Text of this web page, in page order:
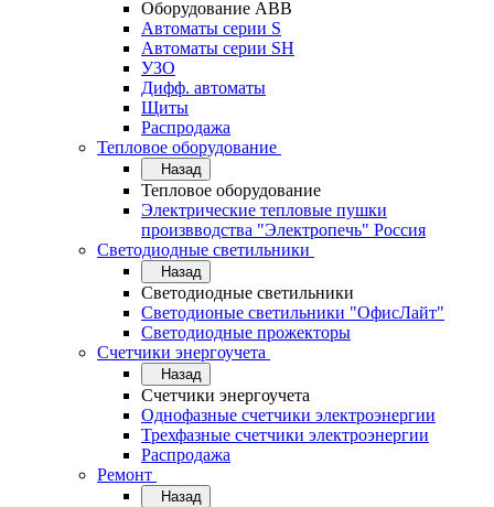
Оборудование АВВ
Автоматы серии S
Автоматы серии SH
УЗО
Дифф. автоматы
Щиты
Распродажа
Тепловое оборудование
Назад
Тепловое оборудование
Электрические тепловые пушки
произвводства "Электропечь" Россия
Светодиодные светильники
Назад
Светодиодные светильники
Светодионые светильники "ОфисЛайт"
Светодиодные прожекторы
Счетчики энергоучета
Назад
Счетчики энергоучета
Однофазные счетчики электроэнергии
Трехфазные счетчики электроэнергии
Распродажа
Ремонт
Назад